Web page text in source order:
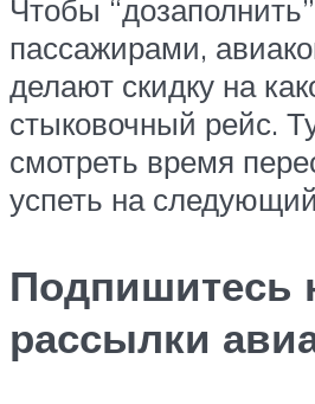
Чтобы
пассажирами,
делают скидку на
стыковочный рейс.
смотреть время
успеть на
Подпишитесь
рассылки